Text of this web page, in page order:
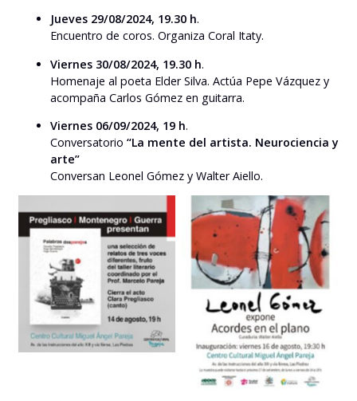
Jueves 29/08/2024, 19.30 h.
Encuentro de coros. Organiza Coral Itaty.
Viernes 30/08/2024, 19.30 h.
Homenaje al poeta Elder Silva. Actúa Pepe Vázquez y
acompaña Carlos Gómez en guitarra.
Viernes 06/09/2024, 19 h.
Conversatorio “La mente del artista. Neurociencia y
arte”
Conversan Leonel Gómez y Walter Aiello.
Sin leyenda
Sin leyenda